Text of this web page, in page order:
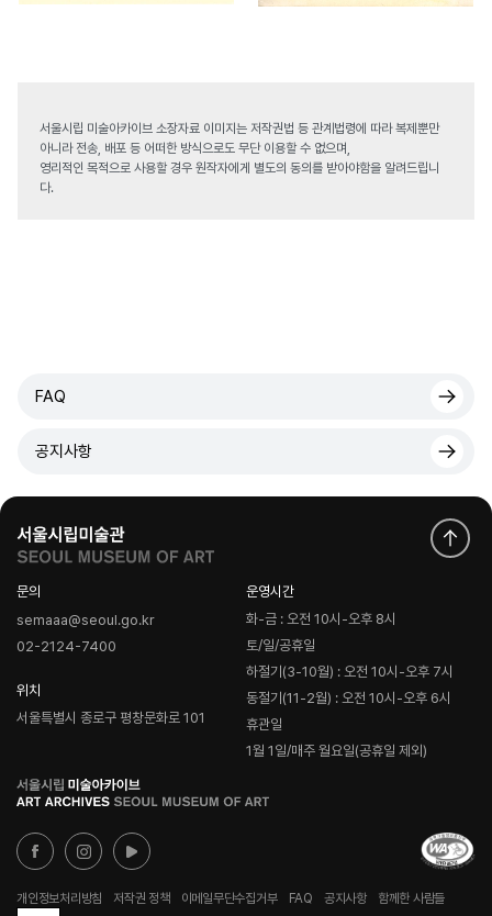
서울시립 미술아카이브 소장자료 이미지는 저작권법 등 관계법령에 따라 복제뿐만
아니라 전송, 배포 등 어떠한 방식으로도 무단 이용할 수 없으며,
영리적인 목적으로 사용할 경우 원작자에게 별도의 동의를 받아야함을 알려드립니
다.
FAQ
공지사항
문의
semaaa@seoul.go.kr
02-2124-7400
위치
서울특별시 종로구 평창문화로 101
운영시간
화-금 : 오전 10시-오후 8시
토/일/공휴일
하절기(3-10월) : 오전 10시-오후 7시
동절기(11-2월) : 오전 10시-오후 6시
휴관일
1월 1일/매주 월요일(공휴일 제외)
로
고
개인정보처리방침 저작권 정책 이메일무단수집거부 FAQ 공지사항 함께한 사람들